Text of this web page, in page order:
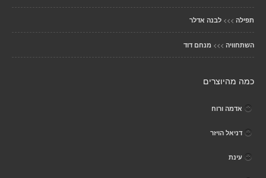
תפילה >>> לבנה אדלר
השתחוויה >>> מנחם דוד
כמה מהיוצרים
אדמה ורוח
דניאל הויזר
עינת